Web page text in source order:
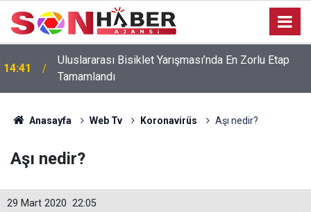
14:41
Uluslararası Bisiklet Yarışması’nda En Zorlu Etap
Tamamlandı
Anasayfa Web Tv Koronavirüs Aşı nedir?
Aşı nedir?
22:05
29 Mart 2020